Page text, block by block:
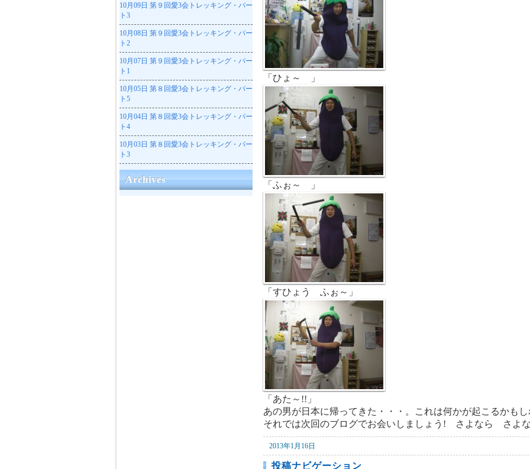
「ひょ～ 」
「ふぉ～ 」
「すひょう ふぉ～」
「あた～!!」
あの男が日本に帰ってきた・・・。これは何かが起こるかも
それでは次回のブログでお会いしましょう! さよなら さよ
2013年1月16日
投稿ナビゲーション
10月09日 第９回愛3会トレッキング・パー
ト3
10月08日 第９回愛3会トレッキング・パー
ト2
10月07日 第９回愛3会トレッキング・パー
ト1
10月05日 第８回愛3会トレッキング・パー
ト5
10月04日 第８回愛3会トレッキング・パー
ト4
10月03日 第８回愛3会トレッキング・パー
ト3
Archives